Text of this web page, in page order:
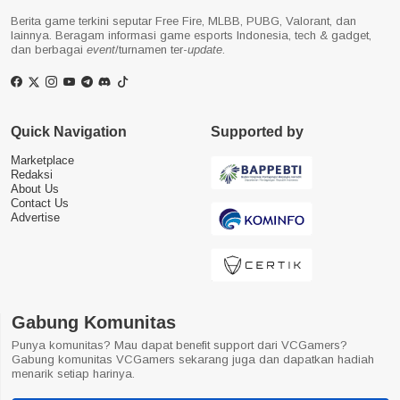
Berita game terkini seputar Free Fire, MLBB, PUBG, Valorant, dan
lainnya. Beragam informasi game esports Indonesia, tech & gadget,
dan berbagai event/turnamen ter-update.
Quick Navigation
Marketplace
Redaksi
About Us
Contact Us
Advertise
Supported by
Gabung Komunitas
Punya komunitas? Mau dapat benefit support dari VCGamers?
Gabung komunitas VCGamers sekarang juga dan dapatkan hadiah
menarik setiap harinya.